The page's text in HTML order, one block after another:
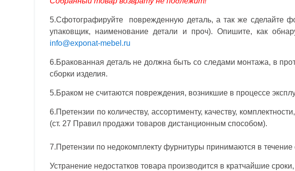
5.Сфотографируйте поврежденную деталь, а так же сделайте
упаковщик, наименование детали и проч). Опишите, как
info@exponat-mebel.ru
6.Бракованная деталь не должна быть со следами монтажа, в
сборки изделия.
5.Браком не считаются повреждения, возникшие в процессе
6.Претензии по количеству, ассортименту, качеству,
(ст. 27 Правил продажи товаров дистанционным способом).
7.Претензии по недокомплекту фурнитуры принимаются в
Устранение недостатков товара производится в кратчайшие